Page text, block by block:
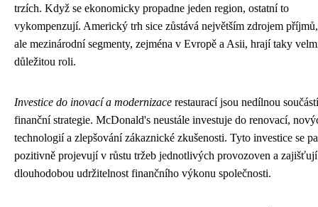
trzích. Když se ekonomicky propadne jeden region, ostatní to
vykompenzují. Americký trh sice zůstává největším zdrojem příjmů,
ale mezinárodní segmenty, zejména v Evropě a Asii, hrají taky
důležitou roli.
Investice do inovací a modernizace restaurací jsou nedílnou součástí
finanční strategie. McDonald's neustále investuje do renovací,
technologií a zlepšování zákaznické zkušenosti. Tyto investice se
pozitivně projevují v růstu tržeb jednotlivých provozoven a zajišťují
dlouhodobou udržitelnost finančního výkonu společnosti.